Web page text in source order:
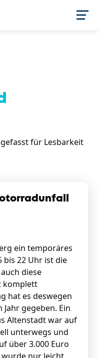
für Lesbarkeit
ein temporäres
22 Uhr ist die
diese
komplett
hat es deswegen
gegeben. Ein
Altenstadt war auf
unterwegs und
über 3.000 Euro